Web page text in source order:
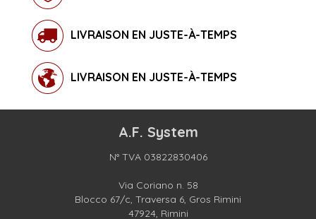
LIVRAISON EN JUSTE-À-TEMPS
LIVRAISON EN JUSTE-À-TEMPS
A.F. System
N° TVA 03822830406
Via Coriano n. 58
Blocco 67/c, Traversa 6, Gros Rimini
47924, Rimini